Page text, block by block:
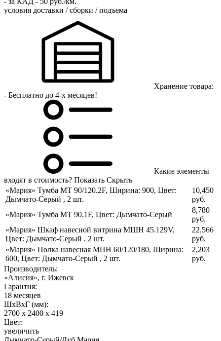
условия доставки / сборки / подъема
Хранение товара:
- Бесплатно до 4-х месяцев!
Какие элементы
входят в стоимость? Показать Скрыть
«Мария» Тумба МТ 90/120.2F, Ширина: 900, Цвет:
Дымчато-Серый , 2 шт.
10,450
руб.
«Мария» Тумба МТ 90.1F, Цвет: Дымчато-Серый
8,780
руб.
«Мария» Шкаф навесной витрина МШН 45.129V,
Цвет: Дымчато-Серый , 2 шт.
22,566
руб.
«Мария» Полка навесная МПН 60/120/180, Ширина:
600, Цвет: Дымчато-Серый , 2 шт.
2,203
руб.
Производитель:
«Алисия», г. Ижевск
Гарантия:
18 месяцев
ШхВхГ (мм):
2700 х 2400 х 419
Цвет:
увеличить